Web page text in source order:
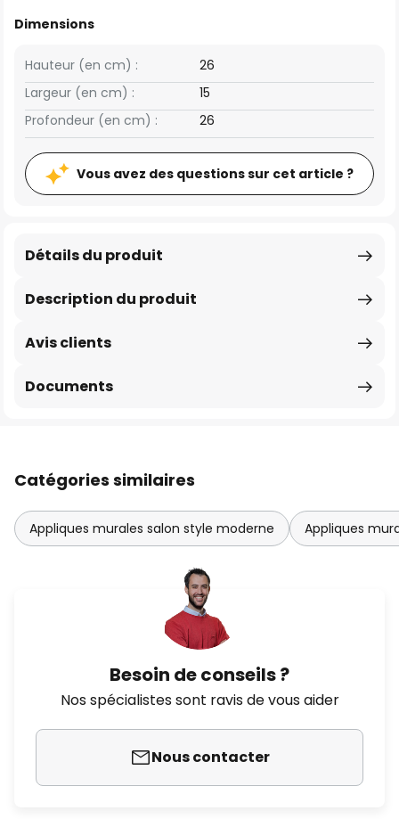
Dimensions
Largeur (en cm) : 15
Hauteur (en cm) : 26
Profondeur (en cm) : 26
Vous avez des questions sur cet article ?
Description du produit
Détails du produit
Avis clients
Documents
Catégories similaires
Appliques murales salon style moderne Appliques
Besoin de conseils ?
Nos spécialistes sont ravis de vous aider
Nous contacter